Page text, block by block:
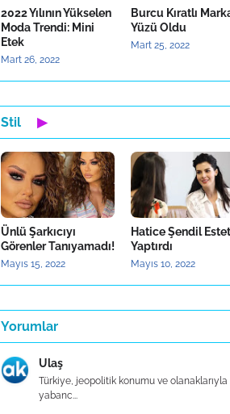
2022 Yılının Yükselen
Moda Trendi: Mini
Etek
Mart 26, 2022
Burcu Kıratlı
Yüzü Oldu
Mart 25, 2022
Stil ▶
Ünlü Şarkıcıyı
Görenler Tanıyamadı!
Mayıs 15, 2022
Hatice Şendil
Yaptırdı
Mayıs 10, 2022
Yorumlar
Ulaş
Türkiye, jeopolitik konumu ve olanaklarıyla
yabanc...